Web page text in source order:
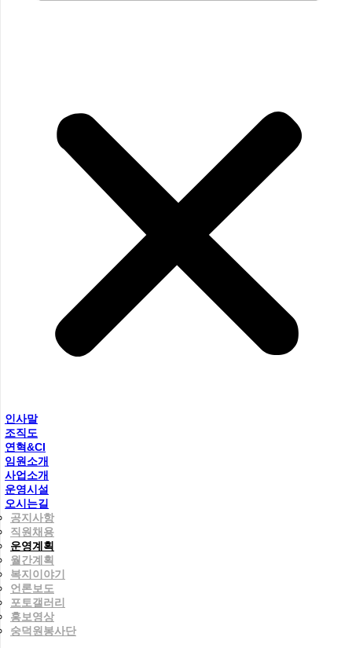
인사말
조직도
연혁&CI
임원소개
사업소개
운영시설
오시는길
공지사항
직원채용
운영계획
월간계획
복지이야기
언론보도
포토갤러리
홍보영상
숭덕원봉사단